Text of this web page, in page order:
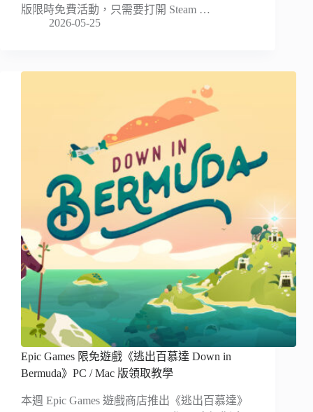
版限時免費活動，只需要打開 Steam …
2026-05-25
Epic Games 限免遊戲《逃出百慕達 Down in
Bermuda》PC / Mac 版領取教學
本週 Epic Games 遊戲商店推出《逃出百慕達》